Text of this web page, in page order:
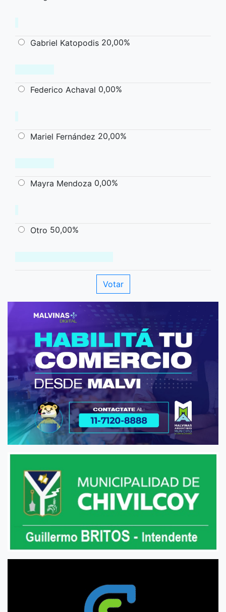
Gabriel Katopodis 20,00%
Federico Achaval 0,00%
Mariel Fernández 20,00%
Mayra Mendoza 0,00%
Otro 50,00%